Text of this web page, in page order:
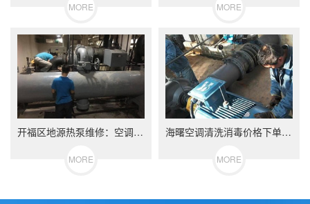
MORE MORE
开福区地源热泵维修：空调能效等级是五级好···
MORE
海曙空调清洗消毒价格下单有优惠
MORE